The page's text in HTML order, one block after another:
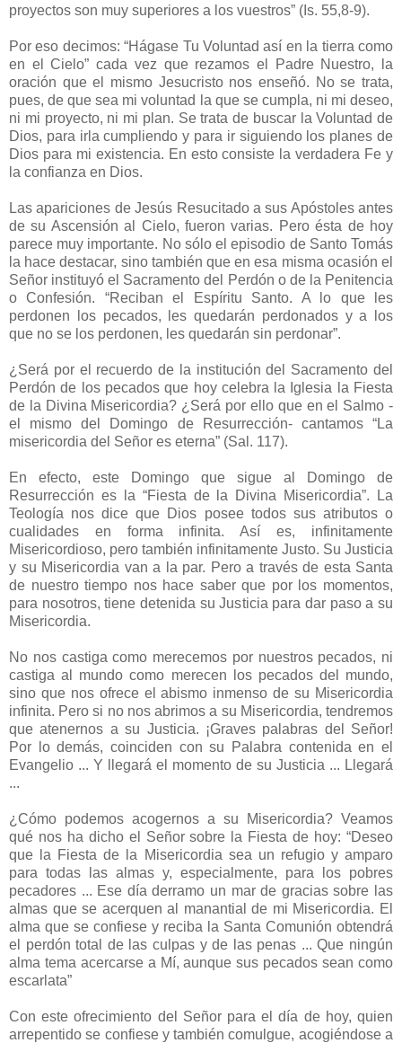
proyectos son muy superiores a los vuestros” (Is. 55,8-9).
Por eso decimos: “Hágase Tu Voluntad así en la tierra como
en el Cielo” cada vez que rezamos el Padre Nuestro, la
oración que el mismo Jesucristo nos enseñó. No se trata,
pues, de que sea mi voluntad la que se cumpla, ni mi deseo,
ni mi proyecto, ni mi plan. Se trata de buscar la Voluntad de
Dios, para irla cumpliendo y para ir siguiendo los planes de
Dios para mi existencia. En esto consiste la verdadera Fe y
la confianza en Dios.
Las apariciones de Jesús Resucitado a sus Apóstoles antes
de su Ascensión al Cielo, fueron varias. Pero ésta de hoy
parece muy importante. No sólo el episodio de Santo Tomás
la hace destacar, sino también que en esa misma ocasión el
Señor instituyó el Sacramento del Perdón o de la Penitencia
o Confesión. “Reciban el Espíritu Santo. A lo que les
perdonen los pecados, les quedarán perdonados y a los
que no se los perdonen, les quedarán sin perdonar”.
¿Será por el recuerdo de la institución del Sacramento del
Perdón de los pecados que hoy celebra la Iglesia la Fiesta
de la Divina Misericordia? ¿Será por ello que en el Salmo -
el mismo del Domingo de Resurrección- cantamos “La
misericordia del Señor es eterna” (Sal. 117).
En efecto, este Domingo que sigue al Domingo de
Resurrección es la “Fiesta de la Divina Misericordia”. La
Teología nos dice que Dios posee todos sus atributos o
cualidades en forma infinita. Así es, infinitamente
Misericordioso, pero también infinitamente Justo. Su Justicia
y su Misericordia van a la par. Pero a través de esta Santa
de nuestro tiempo nos hace saber que por los momentos,
para nosotros, tiene detenida su Justicia para dar paso a su
Misericordia.
No nos castiga como merecemos por nuestros pecados, ni
castiga al mundo como merecen los pecados del mundo,
sino que nos ofrece el abismo inmenso de su Misericordia
infinita. Pero si no nos abrimos a su Misericordia, tendremos
que atenernos a su Justicia. ¡Graves palabras del Señor!
Por lo demás, coinciden con su Palabra contenida en el
Evangelio ... Y llegará el momento de su Justicia ... Llegará
...
¿Cómo podemos acogernos a su Misericordia? Veamos
qué nos ha dicho el Señor sobre la Fiesta de hoy: “Deseo
que la Fiesta de la Misericordia sea un refugio y amparo
para todas las almas y, especialmente, para los pobres
pecadores ... Ese día derramo un mar de gracias sobre las
almas que se acerquen al manantial de mi Misericordia. El
alma que se confiese y reciba la Santa Comunión obtendrá
el perdón total de las culpas y de las penas ... Que ningún
alma tema acercarse a Mí, aunque sus pecados sean como
escarlata”
Con este ofrecimiento del Señor para el día de hoy, quien
arrepentido se confiese y también comulgue, acogiéndose a